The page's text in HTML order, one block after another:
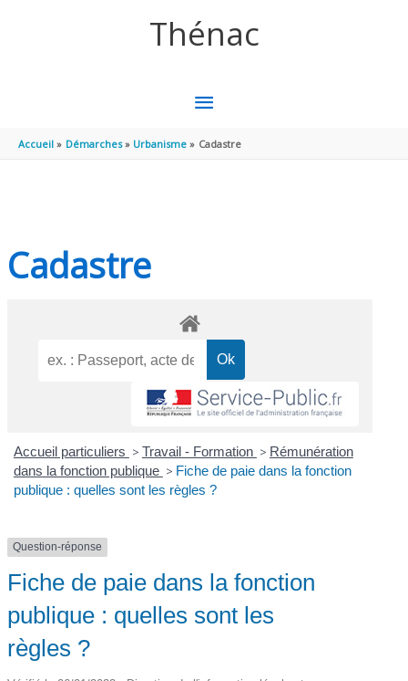
Thénac
MENU
PRINCIPAL
Accueil Démarches Urbanisme Cadastre
Cadastre
Accueil particuliers > Travail - Formation > Rémunération
dans la fonction publique > Fiche de paie dans la fonction
publique : quelles sont les règles ?
Question-réponse
Fiche de paie dans la fonction
publique : quelles sont les
règles ?